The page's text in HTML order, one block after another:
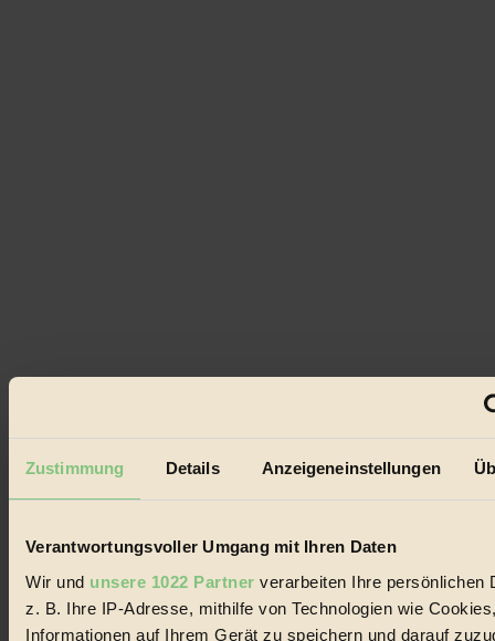
Zustimmung Details Anzeigeneinstellungen
Verantwortungsvoller Umgang mit Ihren Daten
Wir und unsere 1022 Partner verarbeiten Ihre persönlichen
z. B. Ihre IP-Adresse, mithilfe von Technologien wie
Informationen auf Ihrem Gerät zu speichern und darauf